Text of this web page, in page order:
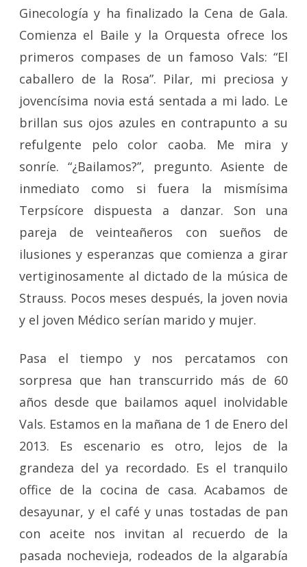
Ginecología y ha finalizado la Cena de Gala.
Comienza el Baile y la Orquesta ofrece los
primeros compases de un famoso Vals: “El
caballero de la Rosa”. Pilar, mi preciosa y
jovencísima novia está sentada a mi lado. Le
brillan sus ojos azules en contrapunto a su
refulgente pelo color caoba. Me mira y
sonríe. “¿Bailamos?”, pregunto. Asiente de
inmediato como si fuera la mismísima
Terpsícore dispuesta a danzar. Son una
pareja de veinteañeros con sueños de
ilusiones y esperanzas que comienza a girar
vertiginosamente al dictado de la música de
Strauss. Pocos meses después, la joven novia
y el joven Médico serían marido y mujer.
Pasa el tiempo y nos percatamos con
sorpresa que han transcurrido más de 60
años desde que bailamos aquel inolvidable
Vals. Estamos en la mañana de 1 de Enero del
2013. Es escenario es otro, lejos de la
grandeza del ya recordado. Es el tranquilo
office de la cocina de casa. Acabamos de
desayunar, y el café y unas tostadas de pan
con aceite nos invitan al recuerdo de la
pasada nochevieja, rodeados de la algarabía